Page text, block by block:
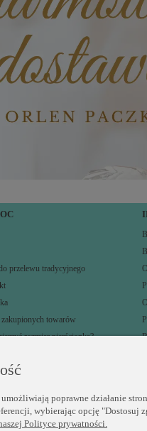
przelewu tradycyjnego
towarów
rozmiar pierścionka?
poprawne działanie
wybierając opcję "Dostosuj
Polityce prywatności.